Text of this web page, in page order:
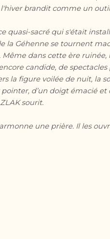
brandit comme un
quasi-sacré qui s'était
la Géhenne se tournent
dans cette ère
candide, de
la figure voilée de nuit, la
d’un doigt émacié
sourit.
une prière. Il les